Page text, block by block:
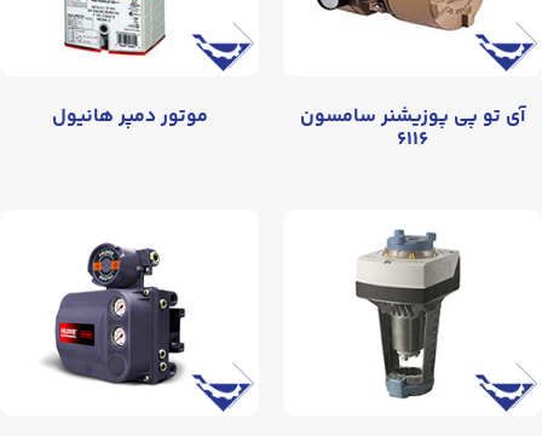
آی تو پی پوزیشنر سامسون
۶۱۱۶
موتور دمپر هانیول